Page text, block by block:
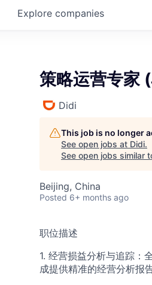
Explore companies
策略运营专
Didi
This job is no longer
See open jobs at Didi.
See open jobs similar
Beijing, China
Posted 6+ months ago
职位描述
1. 经营损益分析与追踪：
成提供精准的经营分析报